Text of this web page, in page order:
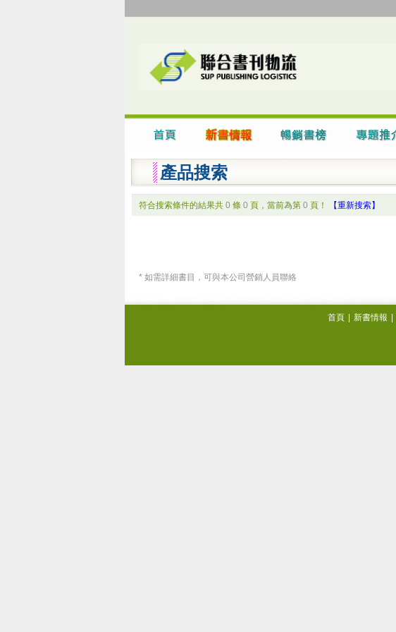
產品搜索
符合搜索條件的結果共 0 條 0 頁，當前為第 0 頁！ 【重新搜索】
* 如需詳細書目，可與本公司營銷人員聯絡
首頁 新書情報